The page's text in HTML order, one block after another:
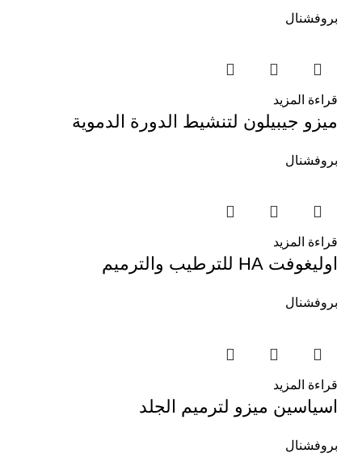
بروفشنال
قراءة المزيد
ميزو جيبيلون لتنشيط الدورة الدموية
بروفشنال
قراءة المزيد
اوليغوفت HA للترطيب والترميم
بروفشنال
قراءة المزيد
اسياسين ميزو لترميم الجلد
بروفشنال